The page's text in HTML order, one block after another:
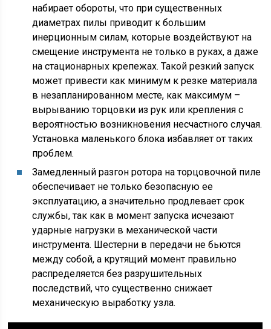
набирает обороты, что при существенных
диаметрах пилы приводит к большим
инерционным силам, которые воздействуют на
смещение инструмента не только в руках, а даже
на стационарных крепежах. Такой резкий запуск
может привести как минимум к резке материала
в незапланированном месте, как максимум –
вырыванию торцовки из рук или крепления с
вероятностью возникновения несчастного случая.
Установка маленького блока избавляет от таких
проблем.
Замедленный разгон ротора на торцовочной пиле
обеспечивает не только безопасную ее
эксплуатацию, а значительно продлевает срок
службы, так как в момент запуска исчезают
ударные нагрузки в механической части
инструмента. Шестерни в передачи не бьются
между собой, а крутящий момент правильно
распределяется без разрушительных
последствий, что существенно снижает
механическую выработку узла.